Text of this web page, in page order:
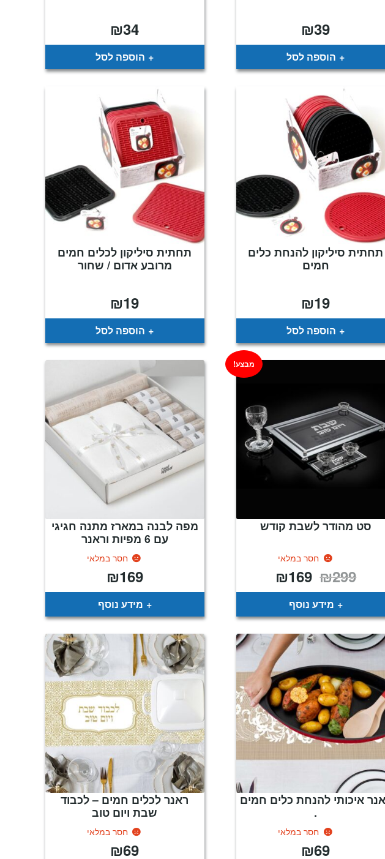
₪39
הוספה לסל
₪34
הוספה לסל
תחתית סיליקון להנחת כלים
חמים
₪19
הוספה לסל
תחתית סיליקון לכלים חמים
מרובע אדום / שחור
₪19
הוספה לסל
סט מהודר לשבת קודש
חסר במלאי
מבצע!
₪299 המחיר
המקורי
היה:
₪169
הוא:
מידע נוסף
מפה לבנה במארז מתנה חגיגי
עם 6 מפיות וראנר
חסר במלאי
₪169
מידע נוסף
איכותי להנחת כלים חמים
.
חסר במלאי
₪69
ראנר לכלים חמים – לכבוד
שבת ויום טוב
חסר במלאי
₪69